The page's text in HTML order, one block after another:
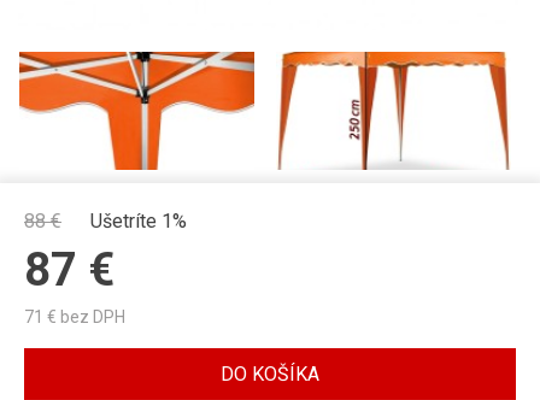
88€ Ušetríte 1%
87 €
71 € bez DPH
DO KOŠÍKA